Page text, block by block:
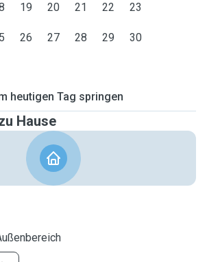
19 20 21 22 23
26 27 28 29 30
heutigen Tag springen
Hause